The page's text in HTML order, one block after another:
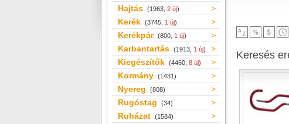
Hajtás (1963, 2 új)
Kerék (3745, 1 új)
Kerékpár (800, 1 új)
Karbantartás (1913, 1 új)
Kiegészítők (4460, 8 új)
Kormány (1431)
Nyereg (808)
Rugóstag (34)
Ruházat (1584)
Keresés